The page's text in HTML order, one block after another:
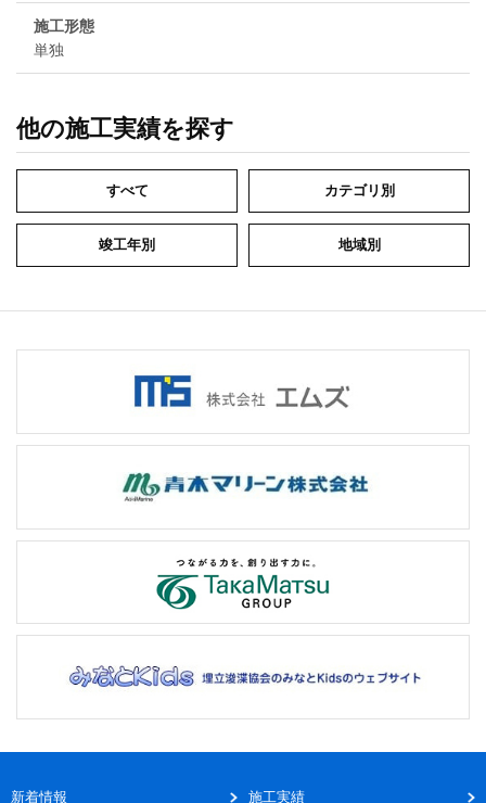
施工形態
単独
他の施工実績を探す
すべて カテゴリ別
竣工年別 地域別
新着情報 施工実績